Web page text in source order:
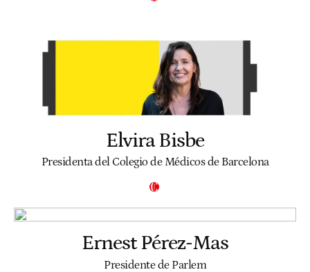
Elvira Bisbe
Presidenta del Colegio de Médicos de Barcelona
Ernest Pérez-Mas
Presidente de Parlem